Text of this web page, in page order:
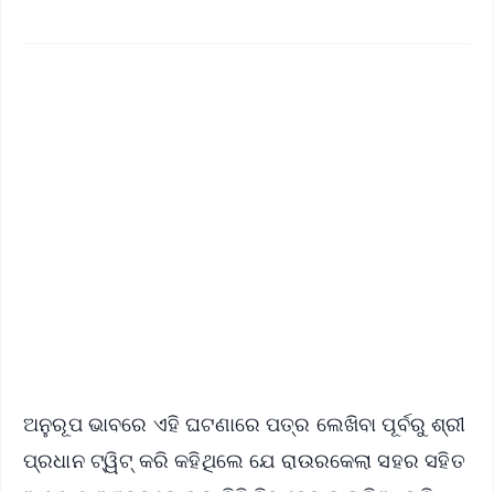
ଅନୁରୂପ ଭାବରେ ଏହି ଘଟଣାରେ ପତ୍ର ଲେଖିବା ପୂର୍ବରୁ ଶ୍ରୀ
ପ୍ରଧାନ ଟ୍ୱିଟ୍ କରି କହିଥିଲେ ଯେ ରାଉରକେଲା ସହର ସହିତ